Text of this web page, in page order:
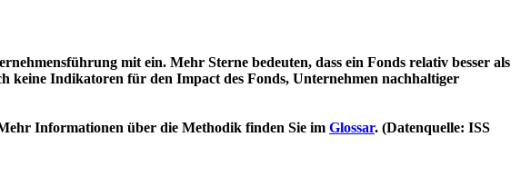
mit ein. Mehr Sterne bedeuten, dass ein Fonds relativ besser als
keine Indikatoren für den Impact des Fonds, Unternehmen nachhaltiger
Informationen über die Methodik finden Sie im Glossar. (Datenquelle: ISS